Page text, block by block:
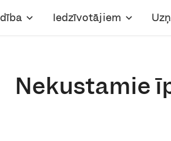
Iedzīvotājiem
Nekustamie